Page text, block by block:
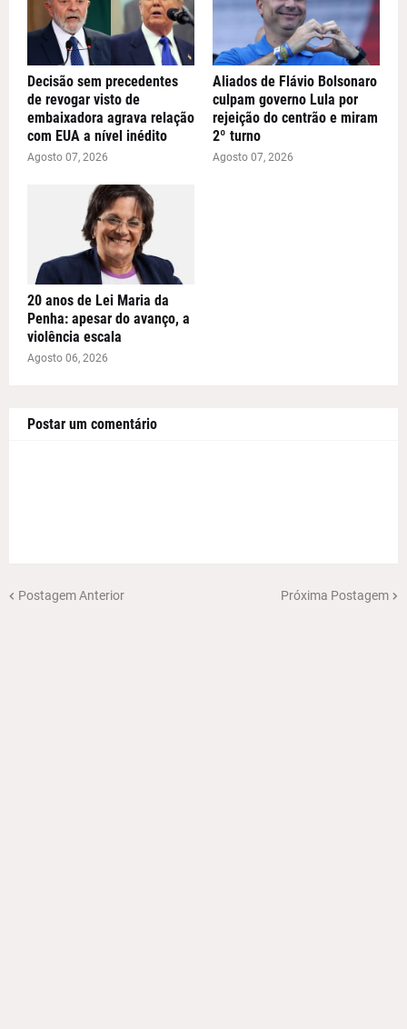
Decisão sem precedentes
de revogar visto de
embaixadora agrava relação
com EUA a nível inédito
Agosto 07, 2026
Aliados de Flávio Bolsonaro
culpam governo Lula por
rejeição do centrão e miram
2º turno
Agosto 07, 2026
20 anos de Lei Maria da
Penha: apesar do avanço, a
violência escala
Agosto 06, 2026
Postar um comentário
Postagem Anterior Próxima Postagem